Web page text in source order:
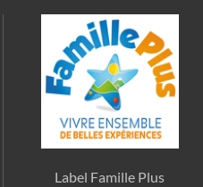
Label Famille Plus